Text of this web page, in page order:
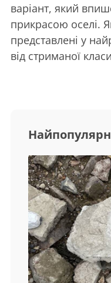
варіант, який
прикрасою оселі.
представлені у
від стриманої